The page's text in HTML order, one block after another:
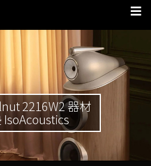
2216W2 器材
IsoAcoustics